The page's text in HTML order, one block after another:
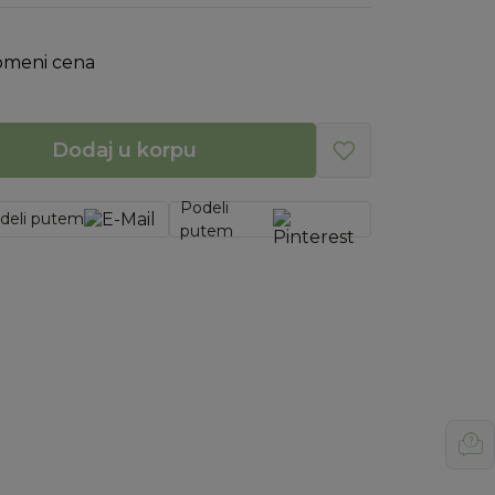
cena
Dodaj u korpu
putem
Podeli
putem